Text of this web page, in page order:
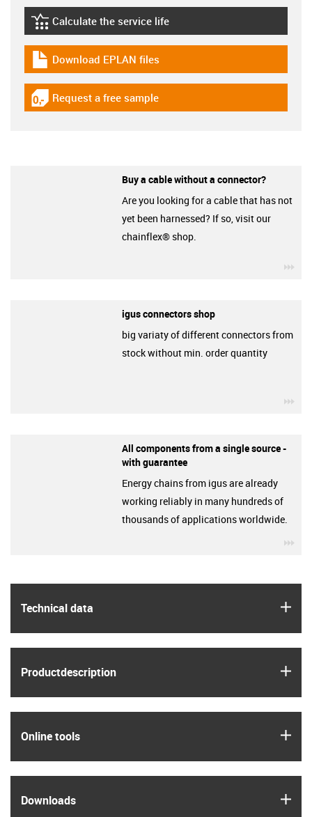
Technical data
Product­description
Online tools
Downloads
igus-icon-lebensdauerrechner
Calculate the service life
igus-icon-download-plan
Download EPLAN files
igus-icon-gratismuster
Request a free sample
Buy a cable without a connector?
Are you looking for a cable that has not
yet been harnessed? If so, visit our
chainflex® shop.
igus connectors shop
big variaty of different connectors from
stock without min. order quantity
All components from a single source -
with guarantee
Energy chains from igus are already
working reliably in many hundreds of
thousands of applications worldwide.